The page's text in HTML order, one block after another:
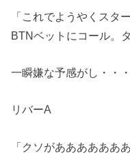
「これでようやくスタ
BTNベットにコール。
一瞬嫌な予感がし・・
リバーA
「クソがああああああ